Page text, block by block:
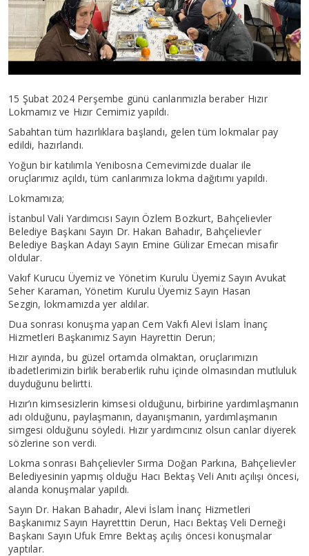
15 Şubat 2024 Perşembe günü canlarımızla beraber Hızır
Lokmamız ve Hızır Cemimiz yapıldı.
Sabahtan tüm hazırlıklara başlandı, gelen tüm lokmalar pay
edildi, hazırlandı.
Yoğun bir katılımla Yenibosna Cemevimizde dualar ile
oruçlarımız açıldı, tüm canlarımıza lokma dağıtımı yapıldı.
Lokmamıza;
İstanbul Vali Yardımcısı Sayın Özlem Bozkurt, Bahçelievler
Belediye Başkanı Sayın Dr. Hakan Bahadır, Bahçelievler
Belediye Başkan Adayı Sayın Emine Gülizar Emecan misafir
oldular.
Vakıf Kurucu Üyemiz ve Yönetim Kurulu Üyemiz Sayın Avukat
Seher Karaman, Yönetim Kurulu Üyemiz Sayın Hasan
Sezgin, lokmamızda yer aldılar.
Dua sonrası konuşma yapan Cem Vakfı Alevi İslam İnanç
Hizmetleri Başkanımız Sayın Hayrettin Derun;
Hızır ayında, bu güzel ortamda olmaktan, oruçlarımızın
ibadetlerimizin birlik beraberlik ruhu içinde olmasından mutluluk
duyduğunu belirtti.
Hızır’ın kimsesizlerin kimsesi olduğunu, birbirine yardımlaşmanın
adı olduğunu, paylaşmanın, dayanışmanın, yardımlaşmanın
simgesi olduğunu söyledi. Hızır yardımcınız olsun canlar diyerek
sözlerine son verdi.
Lokma sonrası Bahçelievler Sırma Doğan Parkına, Bahçelievler
Belediyesinin yapmış olduğu Hacı Bektaş Veli Anıtı açılışı öncesi,
alanda konuşmalar yapıldı.
Sayın Dr. Hakan Bahadır, Alevi İslam İnanç Hizmetleri
Başkanımız Sayın Hayretttin Derun, Hacı Bektaş Veli Derneği
Başkanı Sayın Ufuk Emre Bektaş açılış öncesi konuşmalar
yaptılar.